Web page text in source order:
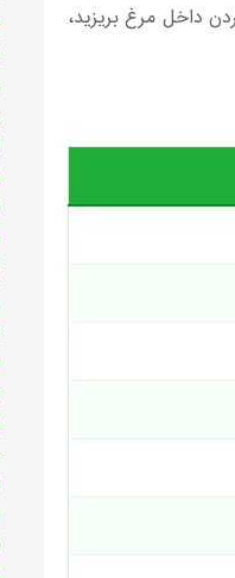
داخل مرغ بریزید،